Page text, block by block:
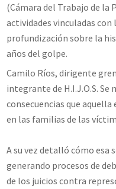
(Cámara del Trabajo de la
actividades vinculadas
profundización sobre la
años del golpe.
Camilo Ríos, dirigente
integrante de H.I.J.O.S.
consecuencias que
en las familias de las
A su vez detalló cómo esa
generando procesos de
de los juicios contra